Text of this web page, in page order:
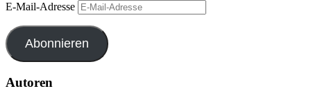
E-Mail-Adresse
Abonnieren
Autoren